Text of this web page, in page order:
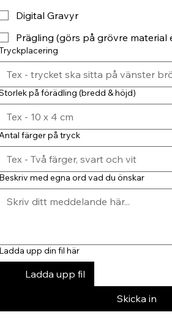
Digital Gravyr
Prägling (görs på grövre material
på förädling (bredd & höjd)
färger på tryck
med egna ord vad du önskar
upp din fil här
Ladda upp fil
Skicka in